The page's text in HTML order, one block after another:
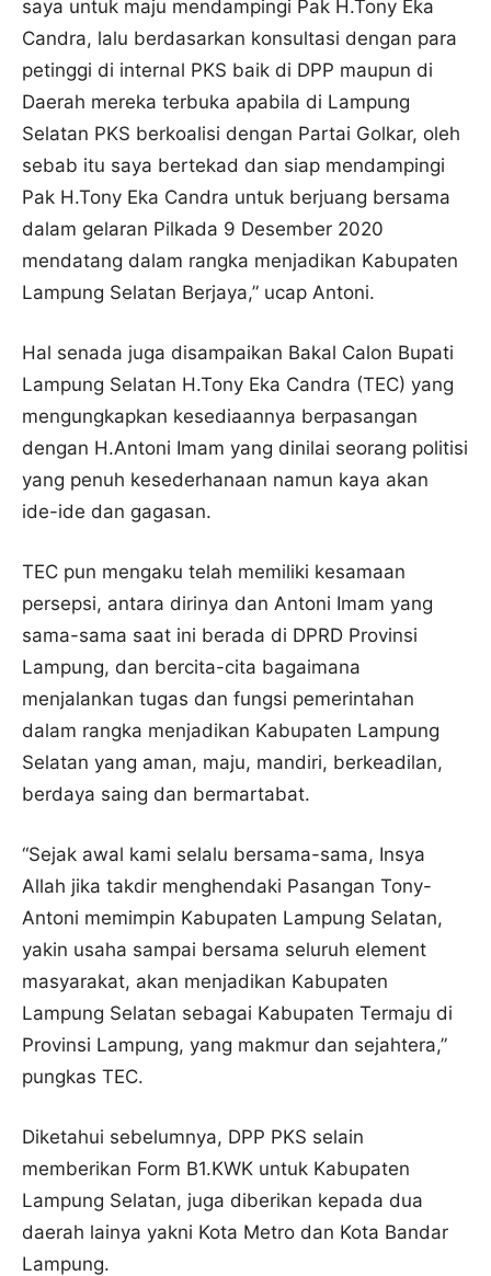
saya untuk maju mendampingi Pak H.Tony Eka
Candra, lalu berdasarkan konsultasi dengan para
petinggi di internal PKS baik di DPP maupun di
Daerah mereka terbuka apabila di Lampung
Selatan PKS berkoalisi dengan Partai Golkar, oleh
sebab itu saya bertekad dan siap mendampingi
Pak H.Tony Eka Candra untuk berjuang bersama
dalam gelaran Pilkada 9 Desember 2020
mendatang dalam rangka menjadikan Kabupaten
Lampung Selatan Berjaya,” ucap Antoni.
Hal senada juga disampaikan Bakal Calon Bupati
Lampung Selatan H.Tony Eka Candra (TEC) yang
mengungkapkan kesediaannya berpasangan
dengan H.Antoni Imam yang dinilai seorang politisi
yang penuh kesederhanaan namun kaya akan
ide-ide dan gagasan.
TEC pun mengaku telah memiliki kesamaan
persepsi, antara dirinya dan Antoni Imam yang
sama-sama saat ini berada di DPRD Provinsi
Lampung, dan bercita-cita bagaimana
menjalankan tugas dan fungsi pemerintahan
dalam rangka menjadikan Kabupaten Lampung
Selatan yang aman, maju, mandiri, berkeadilan,
berdaya saing dan bermartabat.
“Sejak awal kami selalu bersama-sama, Insya
Allah jika takdir menghendaki Pasangan Tony-
Antoni memimpin Kabupaten Lampung Selatan,
yakin usaha sampai bersama seluruh element
masyarakat, akan menjadikan Kabupaten
Lampung Selatan sebagai Kabupaten Termaju di
Provinsi Lampung, yang makmur dan sejahtera,”
pungkas TEC.
Diketahui sebelumnya, DPP PKS selain
memberikan Form B1.KWK untuk Kabupaten
Lampung Selatan, juga diberikan kepada dua
daerah lainya yakni Kota Metro dan Kota Bandar
Lampung.